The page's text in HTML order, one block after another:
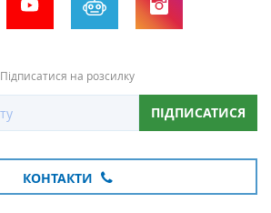
Підписатися на розсилку
ПІДПИСАТИСЯ
КОНТАКТИ